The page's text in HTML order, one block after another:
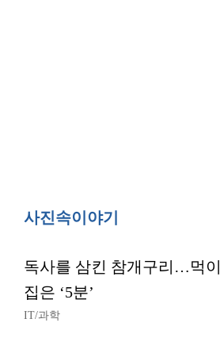
사진속이야기
독사를 삼킨 참개구리…먹
집은 ‘5분’
IT/과학